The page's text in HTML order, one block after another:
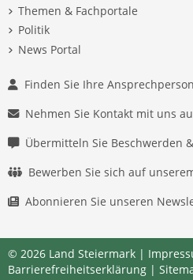
Themen & Fachportale
Politik
News Portal
Finden Sie Ihre Ansprechperson
Nehmen Sie Kontakt mit uns
Übermitteln Sie Beschwerden
Bewerben Sie sich auf
Abonnieren Sie unseren
© 2026 Land Steiermark |
Barrierefreiheitserklärung |